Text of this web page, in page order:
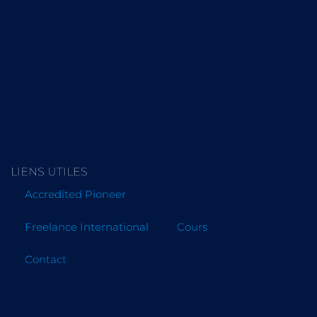
LIENS UTILES
Accredited Pioneer
Freelance International Cours
Contact